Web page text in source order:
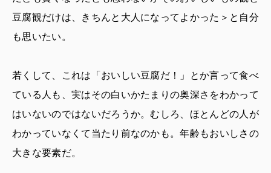
豆腐観だけは、きちんと大人になってよかった＞と自分
も思いたい。
若くして、これは「おいしい豆腐だ！」とか言って食べ
ている人も、実はその白いかたまりの奥深さをわかって
はいないのではないだろうか。むしろ、ほとんどの人が
わかっていなくて当たり前なのかも。年齢もおいしさの
大きな要素だ。